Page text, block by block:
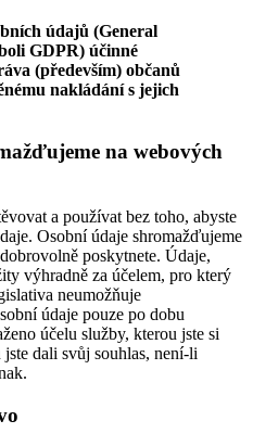
údajů (General
GDPR) účinné
(především) občanů
nakládání s jejich
na webových
a používat bez toho, abyste
Osobní údaje shromažďujeme
poskytnete. Údaje,
výhradně za účelem, pro který
neumožňuje
údaje pouze po dobu
účelu služby, kterou jste si
dali svůj souhlas, není-li